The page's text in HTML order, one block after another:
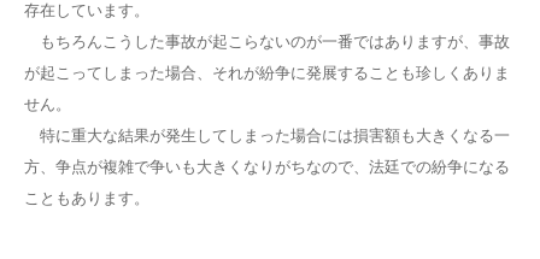
存在しています。
もちろんこうした事故が起こらないのが一番ではありますが、事故
が起こってしまった場合、それが紛争に発展することも珍しくありま
せん。
特に重大な結果が発生してしまった場合には損害額も大きくなる一
方、争点が複雑で争いも大きくなりがちなので、法廷での紛争になる
こともあります。